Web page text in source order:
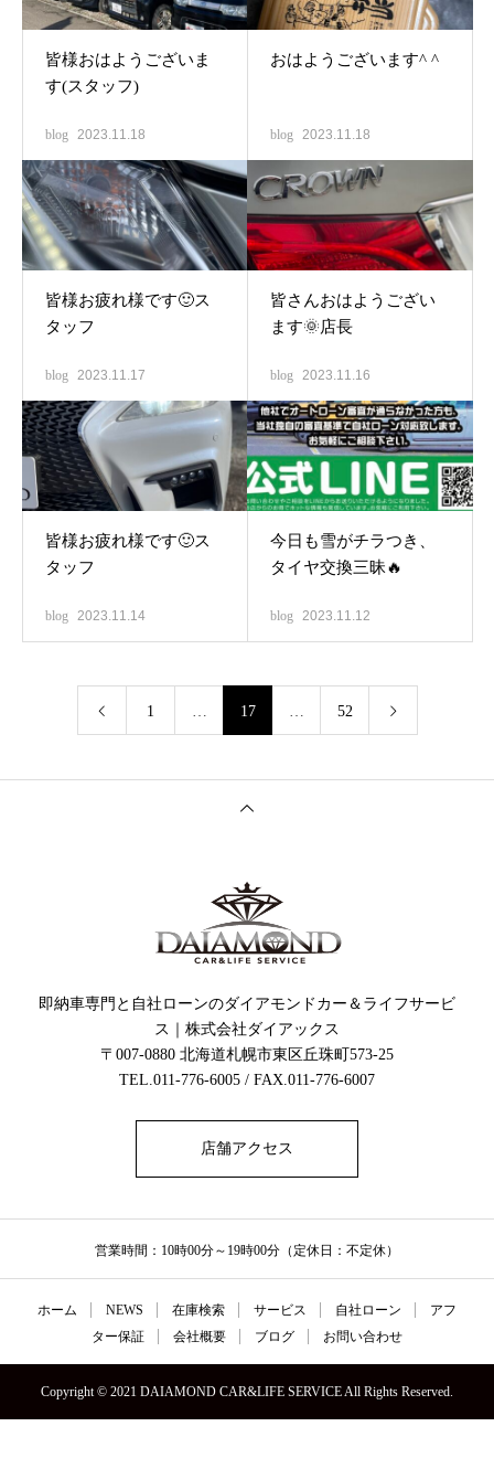
皆様おはようございま
す(スタッフ)
blog 2023.11.18
おはようございます^ ^
blog 2023.11.18
皆様お疲れ様です🙂ス
タッフ
blog 2023.11.17
皆さんおはようござい
ます🌞店長
blog 2023.11.16
皆様お疲れ様です🙂ス
タッフ
blog 2023.11.14
今日も雪がチラつき、
タイヤ交換三昧🔥
blog 2023.11.12
1 … 17 … 52
即納車専門と自社ローンのダイアモンドカー＆ライフサービ
ス｜株式会社ダイアックス
〒007-0880 北海道札幌市東区丘珠町573-25
TEL.011-776-6005 / FAX.011-776-6007
店舗アクセス
営業時間：10時00分～19時00分（定休日：不定休）
ホーム NEWS 在庫検索 サービス 自社ローン
アフ
ター保証
会社概要 ブログ お問い合わせ
Copyright © 2021 DAIAMOND CAR&LIFE SERVICE All Rights Reserved.